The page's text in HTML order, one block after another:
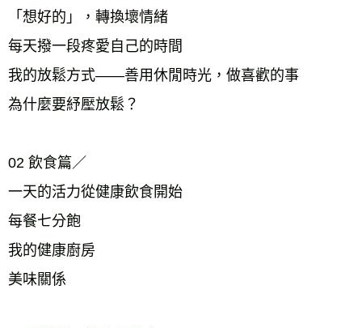
「想好的」，轉換壞情緒
每天撥一段疼愛自己的時間
我的放鬆方式——善用休閒時光，做喜歡的事
為什麼要紓壓放鬆？
02 飲食篇／
一天的活力從健康飲食開始
每餐七分飽
我的健康廚房
美味關係